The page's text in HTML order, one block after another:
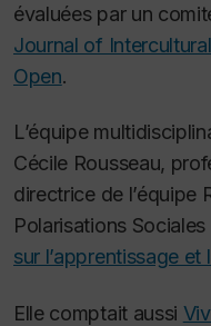
évaluées par un
Journal of
Open.
L’équipe
Cécile Rousseau,
directrice de l’équipe
Polarisations
sur l’apprentissage
Elle comptait aussi